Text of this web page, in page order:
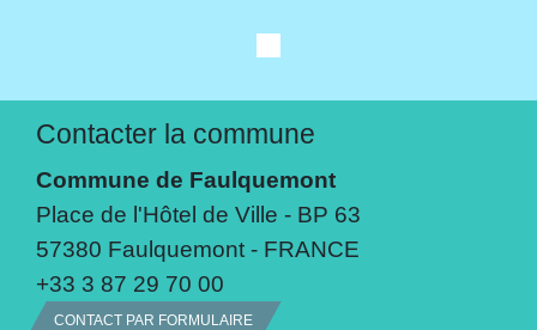
Contacter la commune
Commune de Faulquemont
Place de l'Hôtel de Ville - BP 63
57380 Faulquemont - FRANCE
+33 3 87 29 70 00
CONTACT PAR FORMULAIRE